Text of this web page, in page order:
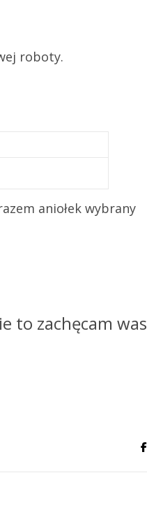
roboty.
aniołek wybrany
to zachęcam was